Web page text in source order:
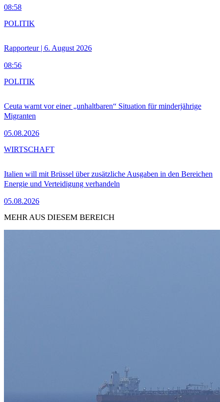
08:58
Rapporteur | 6. August 2026
08:56
POLITIK
Ceuta warnt vor einer „unhaltbaren“ Situation für minderjährige
Migranten
05.08.2026
POLITIK
Italien will mit Brüssel über zusätzliche Ausgaben in den Bereichen
Energie und Verteidigung verhandeln
05.08.2026
WIRTSCHAFT
MEHR AUS DIESEM BEREICH